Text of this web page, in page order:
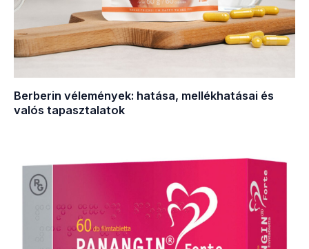
Berberin vélemények: hatása, mellékhatásai és
valós tapasztalatok